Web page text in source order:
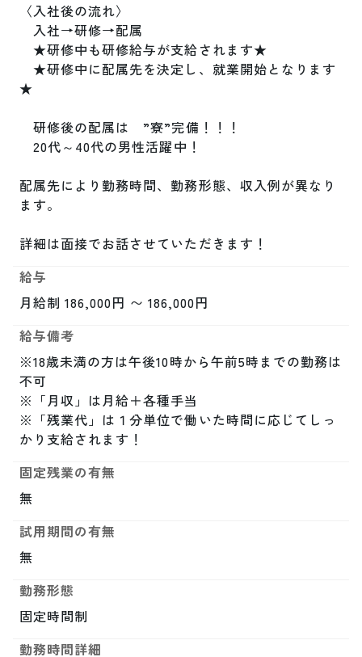
〈入社後の流れ〉
入社→研修→配属
★研修中も研修給与が支給されます★
★研修中に配属先を決定し、就業開始となります
★
研修後の配属は　”寮”完備！！！
20代～40代の男性活躍中！
配属先により勤務時間、勤務形態、収入例が異なり
ます。
詳細は面接でお話させていただきます！
給与
月給制 186,000円 〜 186,000円
給与備考
※18歳未満の方は午後10時から午前5時までの勤務は
不可
※「月収」は月給＋各種手当
※「残業代」は１分単位で働いた時間に応じてしっ
かり支給されます！
固定残業の有無
無
試用期間の有無
無
勤務形態
固定時間制
勤務時間詳細